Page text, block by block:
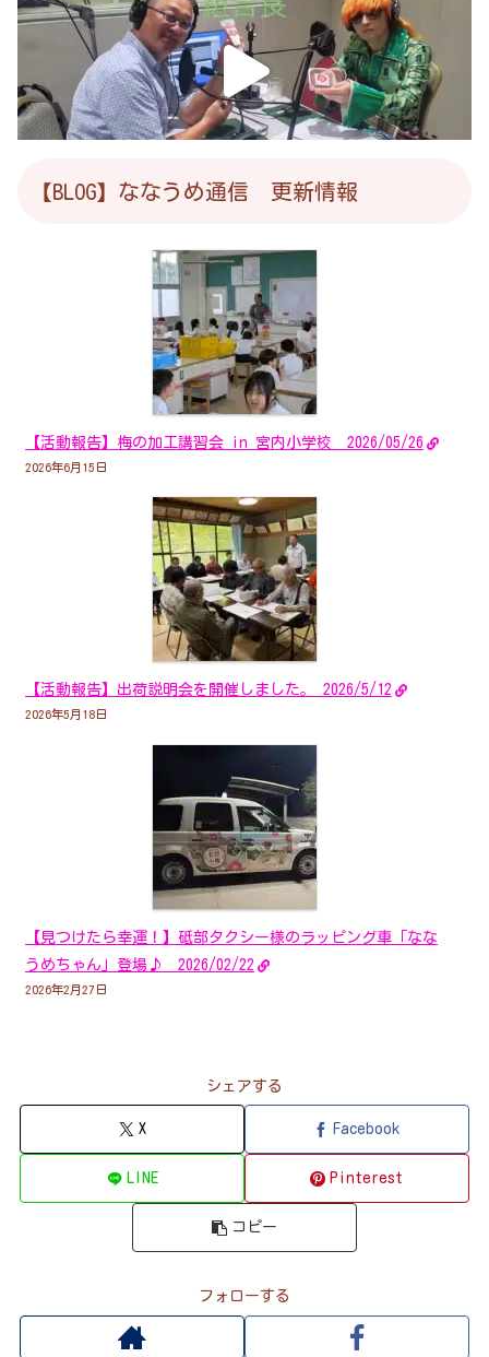
【BLOG】ななうめ通信 更新情報
【活動報告】梅の加工講習会 in 宮内小学校 2026/05/26
2026年6月15日
【活動報告】出荷説明会を開催しました。 2026/5/12
2026年5月18日
【見つけたら幸運！】砥部タクシー様のラッピング車「なな
うめちゃん」登場♪ 2026/02/22
2026年2月27日
シェアする
X Facebook
LINE Pinterest
コピー
フォローする